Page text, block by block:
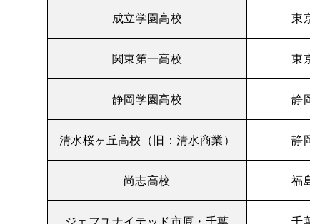
成立学園高校 東京
関東第一高校 東京
静岡学園高校 静岡
清水桜ヶ丘高校（旧：清水商業） 静岡
尚志高校 福島
ジェフユナイテッド市原・千葉 千葉